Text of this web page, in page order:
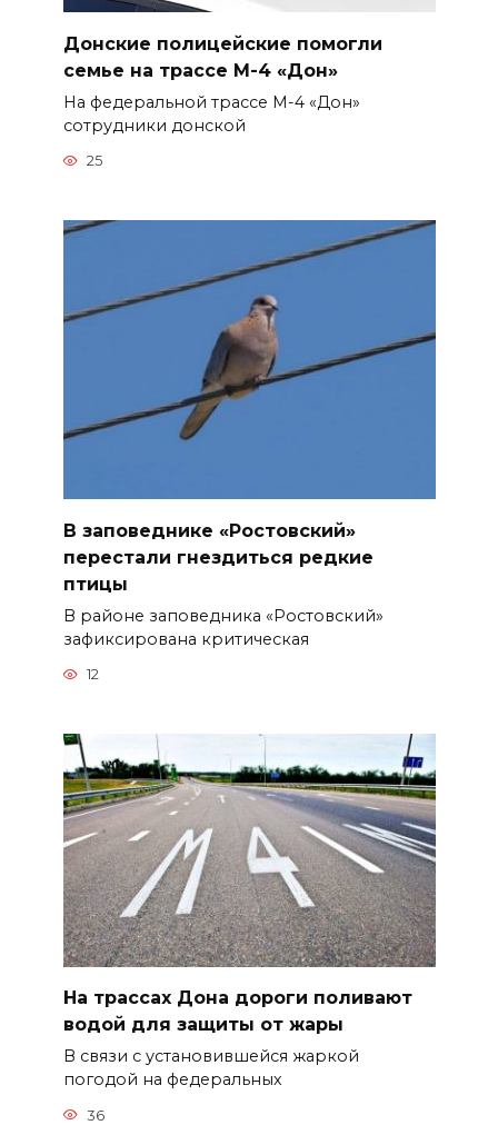
Донские полицейские помогли
семье на трассе М-4 «Дон»
На федеральной трассе М-4 «Дон»
сотрудники донской
25
В заповеднике «Ростовский»
перестали гнездиться редкие
птицы
В районе заповедника «Ростовский»
зафиксирована критическая
12
На трассах Дона дороги поливают
водой для защиты от жары
В связи с установившейся жаркой
погодой на федеральных
36